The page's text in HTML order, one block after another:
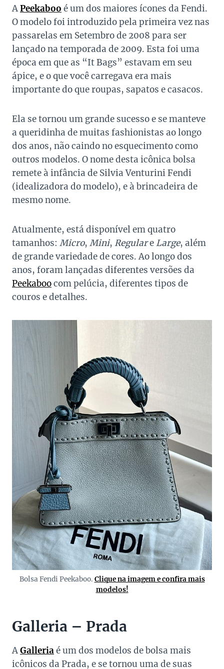
APeekaboo é um dos maiores ícones da Fendi.
O modelo foi introduzido pela primeira vez nas
passarelas em Setembro de 2008 para ser
lançado na temporada de 2009. Esta foi uma
época em que as “It Bags” estavam em seu
ápice, e o que você carregava era mais
importante do que roupas, sapatos e casacos.
Ela se tornou um grande sucesso e se manteve
a queridinha de muitas fashionistas ao longo
dos anos, não caindo no esquecimento como
outros modelos. O nome desta icônica bolsa
remete à infância de Silvia Venturini Fendi
(idealizadora do modelo), e à brincadeira de
mesmo nome.
Atualmente, está disponível em quatro
tamanhos: Micro, Mini, Regulare Large, além
de grande variedade de cores. Ao longo dos
anos, foram lançadas diferentes versões da
Peekaboocom pelúcia, diferentes tipos de
couros e detalhes.
Bolsa Fendi Peekaboo. Clique na imagem e confira mais
modelos!
Galleria – Prada
AGalleriaé um dos modelos de bolsa mais
icônicos da Prada, e se tornou uma de suas